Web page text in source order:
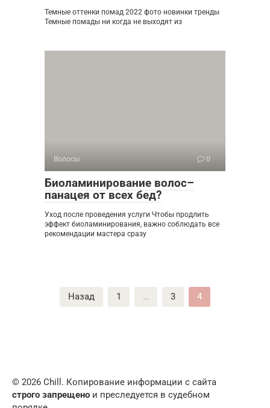
Темные оттенки помад 2022 фото новинки тренды
Темные помады ни когда не выходят из
Волосы 0
Биоламинирование волос–
панацея от всех бед?
Уход после проведения услуги Чтобы продлить
эффект биоламинирования, важно соблюдать все
рекомендации мастера сразу
Назад 1 … 3 4
© 2026 Chill. Копирование информации с сайта
строго запрещено и преследуется в судебном